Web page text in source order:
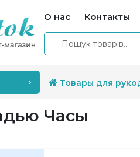
О нас Контакты
Товары для
Часы